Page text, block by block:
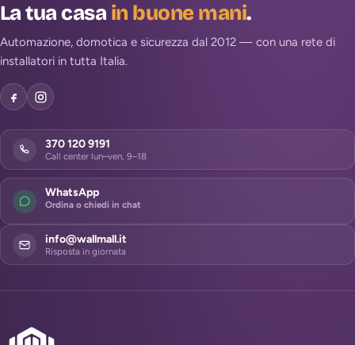
La tua casain buone mani.
Automazione, domotica e sicurezza dal 2012 — con una rete di
installatori in tutta Italia.
370 120 9191
Call center lun–ven, 9–18
WhatsApp
Ordina o chiedi in chat
info@wallmall.it
Risposta in giornata